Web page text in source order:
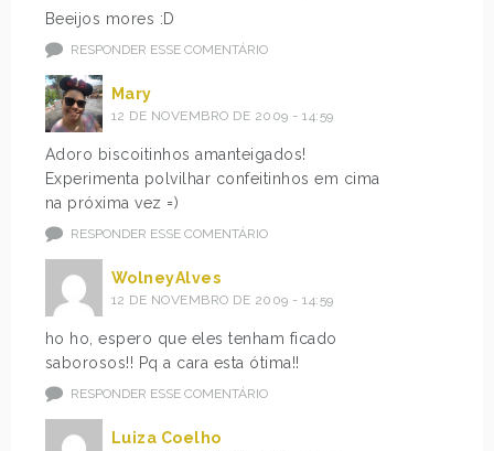
Beeijos mores :D
RESPONDER ESSE COMENTÁRIO
Mary
12 DE NOVEMBRO DE 2009 - 14:59
Adoro biscoitinhos amanteigados!
Experimenta polvilhar confeitinhos em cima
na próxima vez =)
RESPONDER ESSE COMENTÁRIO
WolneyAlves
12 DE NOVEMBRO DE 2009 - 14:59
ho ho, espero que eles tenham ficado
saborosos!! Pq a cara esta ótima!!
RESPONDER ESSE COMENTÁRIO
Luiza Coelho